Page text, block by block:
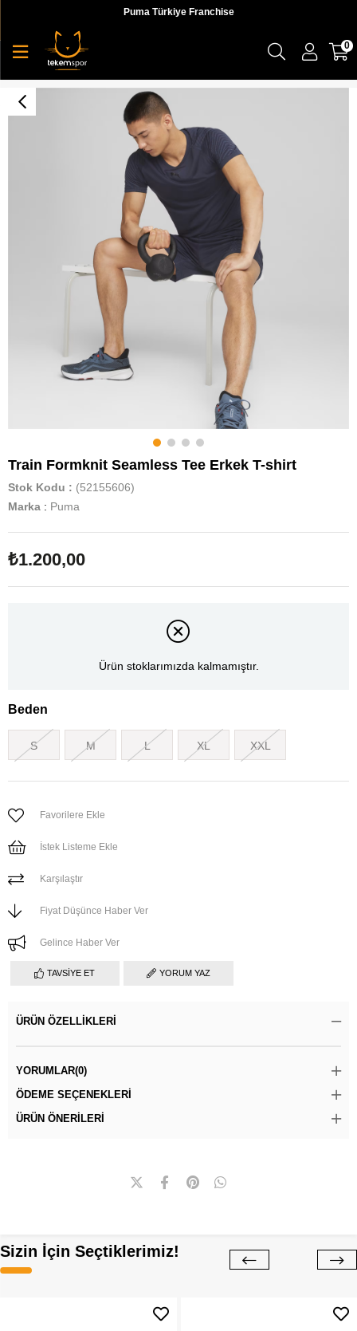
Puma Türkiye Franchise
0
Train Formknit Seamless Tee Erkek T-shirt
Stok Kodu
(52155606)
Marka : Puma
₺1.200,00
Ürün stoklarımızda kalmamıştır.
Beden
S M L XL XXL
Favorilere Ekle
İstek Listeme Ekle
Karşılaştır
Fiyat Düşünce Haber Ver
Gelince Haber Ver
TAVSIYE ET YORUM YAZ
ÜRÜN ÖZELLIKLERI
YORUMLAR(0)
ÖDEME SEÇENEKLERI
ÜRÜN ÖNERILERI
Sizin İçin Seçtiklerimiz!